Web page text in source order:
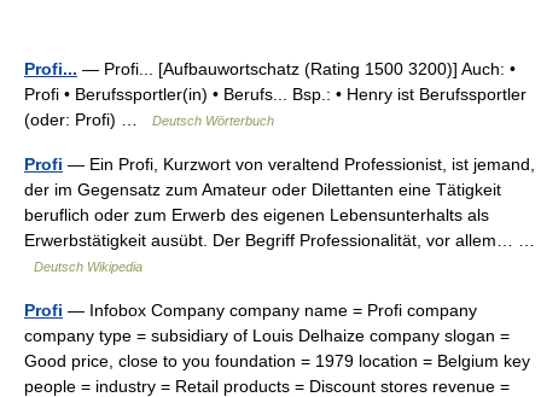
Profi... — Profi... [Aufbauwortschatz (Rating 1500 3200)] Auch: •
Profi • Berufssportler(in) • Berufs... Bsp.: • Henry ist Berufssportler
(oder: Profi) …
Deutsch Wörterbuch
Profi — Ein Profi, Kurzwort von veraltend Professionist, ist jemand,
der im Gegensatz zum Amateur oder Dilettanten eine Tätigkeit
beruflich oder zum Erwerb des eigenen Lebensunterhalts als
Erwerbstätigkeit ausübt. Der Begriff Professionalität, vor allem… …
Deutsch Wikipedia
Profi — Infobox Company company name = Profi company
company type = subsidiary of Louis Delhaize company slogan =
Good price, close to you foundation = 1979 location = Belgium key
people = industry = Retail products = Discount stores revenue =